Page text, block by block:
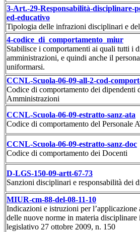
3-Art.-29-Responsabilità-disciplinare-
ed-educativo
Tipologia delle infrazioni disciplinari e
4-codice_di_comportamento_miur
Stabilisce i comportamenti ai quali tutti i
amministrazioni, e quindi anche il
uniformarsi.
CCNL-Scuola-06-09-all-2-cod-
Codice di comportamento dei dipendenti
Amministrazioni
CCNL-Scuola-06-09-estratto-sanz-ata
Codice di comportamento del Personale
CCNL-Scuola-06-09-estratto-sanz-doc
Codice di comportamento dei Docenti
D-LGS-150-09-artt-67-73
Sanzioni disciplinari e responsabilità dei
MIUR-cm-88-del-08-11-10
Indicazioni e istruzioni per l’applicazione
delle nuove norme in materia disciplinare
legislativo 27 ottobre 2009, n. 150